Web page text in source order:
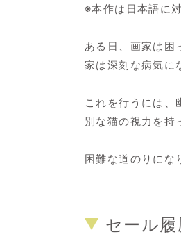
※本作は日本語に
ある日、画家は困
家は深刻な病気に
これを行うには、
別な猫の視力を持
困難な道のりにな
セール履